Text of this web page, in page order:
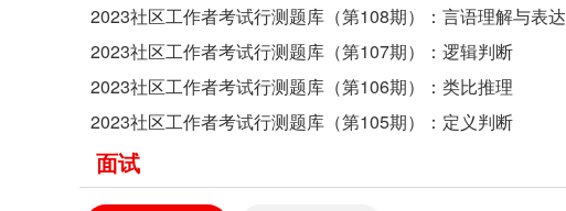
2023社区工作者考试行测题库（第108期）：言语理解与表达
2023社区工作者考试行测题库（第107期）：逻辑判断
2023社区工作者考试行测题库（第106期）：类比推理
2023社区工作者考试行测题库（第105期）：定义判断
面试